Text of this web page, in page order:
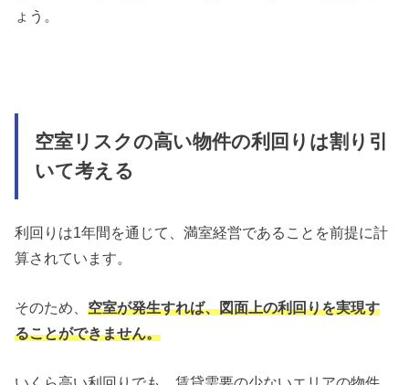
ょう。
空室リスクの高い物件の利回りは割り引
いて考える
利回りは1年間を通じて、満室経営であることを前提に計
算されています。
そのため、空室が発生すれば、図面上の利回りを実現す
ることができません。